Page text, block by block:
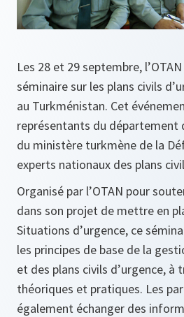
Les 28 et 29 septembre,
séminaire sur les plans civils
au Turkménistan. Cet
représentants du département
du ministère turkmène de la
experts nationaux des plans
Organisé par l’OTAN pour
dans son projet de mettre en
Situations d’urgence, ce
les principes de base de la
et des plans civils d’urgence, à
théoriques et pratiques. Les
également échanger des